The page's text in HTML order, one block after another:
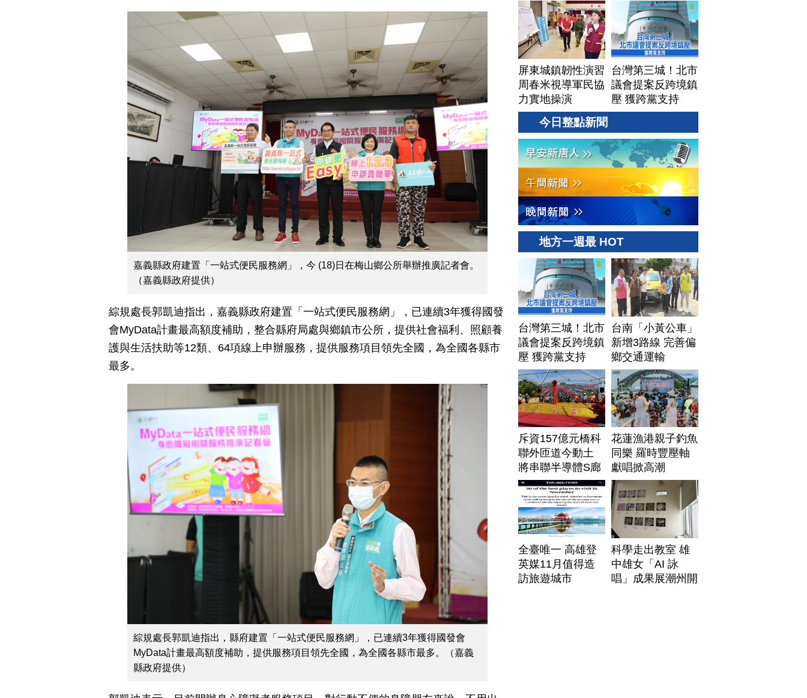
嘉義縣政府建置「一站式便民服務網」，今 (18)日在梅山鄉公所舉辦推廣記者會。
（嘉義縣政府提供）
綜規處長郭凱迪指出，嘉義縣政府建置「一站式便民服務網」，已連續3年獲得國發
會MyData計畫最高額度補助，整合縣府局處與鄉鎮市公所，提供社會福利、照顧養
護與生活扶助等12類、64項線上申辦服務，提供服務項目領先全國，為全國各縣市
最多。
綜規處長郭凱迪指出，縣府建置「一站式便民服務網」，已連續3年獲得國發會
MyData計畫最高額度補助，提供服務項目領先全國，為全國各縣市最多。（嘉義
縣政府提供）
屏東城鎮韌性演習
周春米視導軍民協
力實地操演
台灣第三城！北市
議會提案反跨境鎮
壓 獲跨黨支持
今日整點新聞
地方一週最 HOT
台灣第三城！北市
議會提案反跨境鎮
壓 獲跨黨支持
台南「小黃公車」
新增3路線 完善偏
鄉交通運輸
斥資157億元橋科
聯外匝道今動土
將串聯半導體S廊
帶
花蓮漁港親子釣魚
同樂 羅時豐壓軸
獻唱掀高潮
全臺唯一 高雄登
英媒11月值得造
訪旅遊城市
科學走出教室 雄
中雄女「AI 詠
唱」成果展潮州開